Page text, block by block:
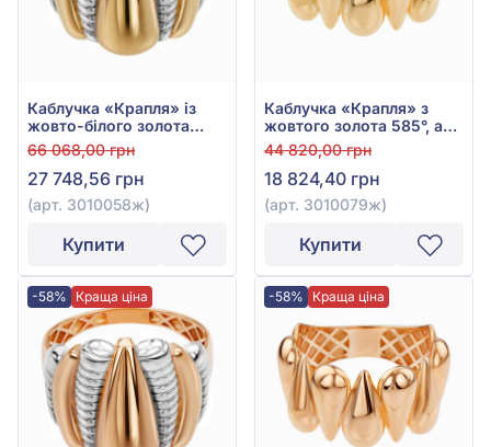
Каблучка «Крапля» із
жовто-білого золота
585°, арт. 3010058ж
66 068,00 грн
27 748,56 грн
(арт. 3010058ж)
Купити
Каблучка «Крапля» з
жовтого золота 585°, арт.
3010079ж
44 820,00 грн
18 824,40 грн
(арт. 3010079ж)
Купити
-58% Краща ціна -58% Краща ціна